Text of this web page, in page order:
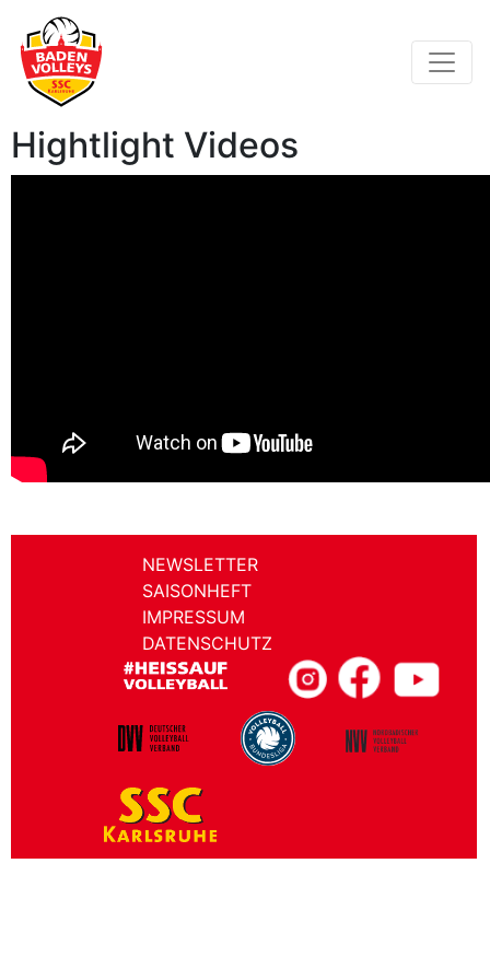
Hightlight Videos
NEWSLETTER
SAISONHEFT
IMPRESSUM
DATENSCHUTZ